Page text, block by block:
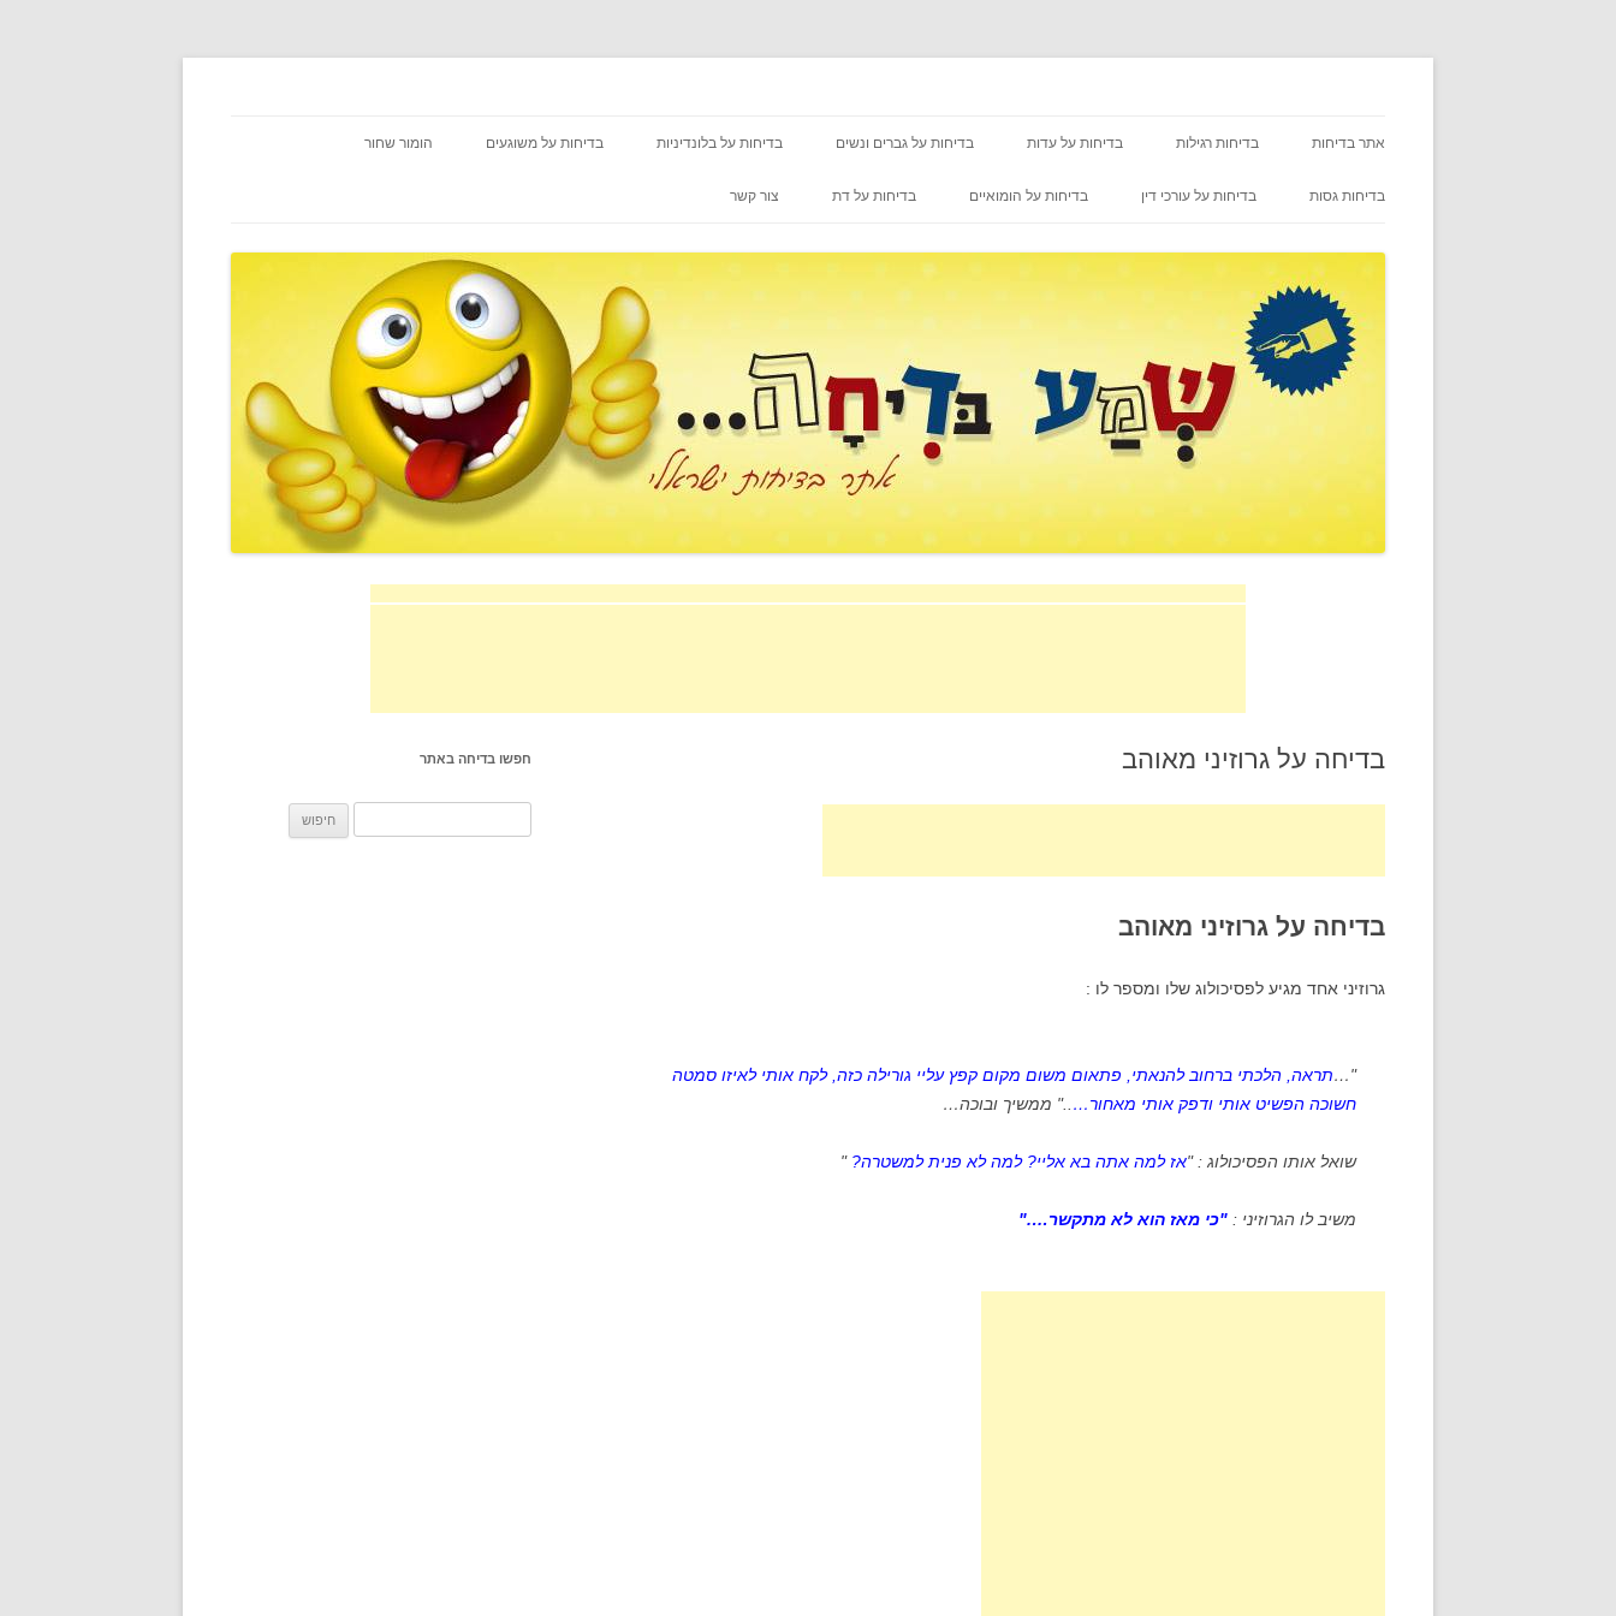
אתר בדיחות בדיחות רגילות בדיחות על עדות בדיחות על גברים ונשים בדיחות על בלונדיניות בדיחות על משוגעים הומור שחור
בדיחות גסות בדיחות על עורכי דין בדיחות על הומואיים בדיחות על דת צור קשר
בדיחה על גרוזיני מאוהב
בדיחה על גרוזיני מאוהב
גרוזיני אחד מגיע לפסיכולוג שלו ומספר לו :
"…תראה, הלכתי ברחוב להנאתי, פתאום משום מקום קפץ עליי גורילה כזה, לקח אותי לאיזו סמטה
חשוכה הפשיט אותי ודפק אותי מאחור… .." ממשיך ובוכה…
שואל אותו הפסיכולוג : "אז למה אתה בא אליי? למה לא פנית למשטרה? "
משיב לו הגרוזיני : "כי מאז הוא לא מתקשר…."
חפשו בדיחה באתר